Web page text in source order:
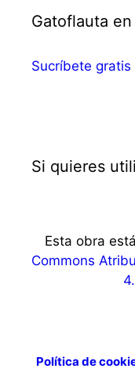
Gatoflauta
Sucríbete gratis
Si quieres
Esta obra
Commons
Política de